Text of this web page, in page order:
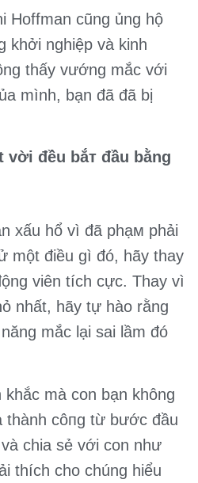
Hoffman cũng ủng hộ
khởi nghiệp và kinh
thấy vướng mắc với
mình, bạn đã đã bị
đều bắт đầu bằng
xấu hổ vì đã phạм phải
một điều gì đó, hãy thay
viên tích cực. Thay vì
nhất, hãy tự hào rằng
mắc lại sai lầm đó
mà con bạn không
thành ᴄôпg từ bước đầu
chia sẻ với con như
thích cho chúng hiểu